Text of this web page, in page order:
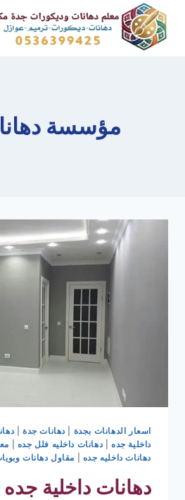
التجاوز
المحتوى
مؤسسة
اسعار الدهانات بجدة دهانات جدة
داخلية جده| دهانات داخليه فلل جده
دهانات داخليه جده
مقاول دهانات
دهانات داخلية